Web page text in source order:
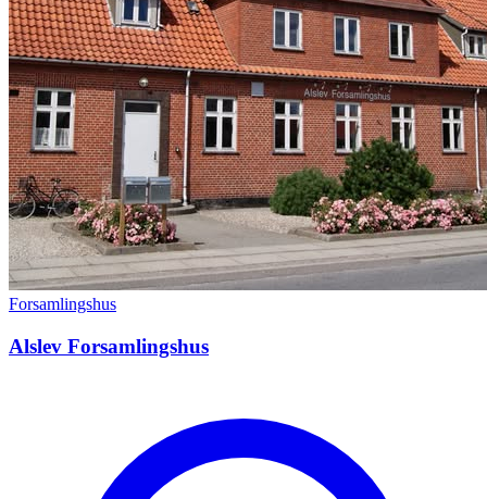
Forsamlingshus
Alslev Forsamlingshus